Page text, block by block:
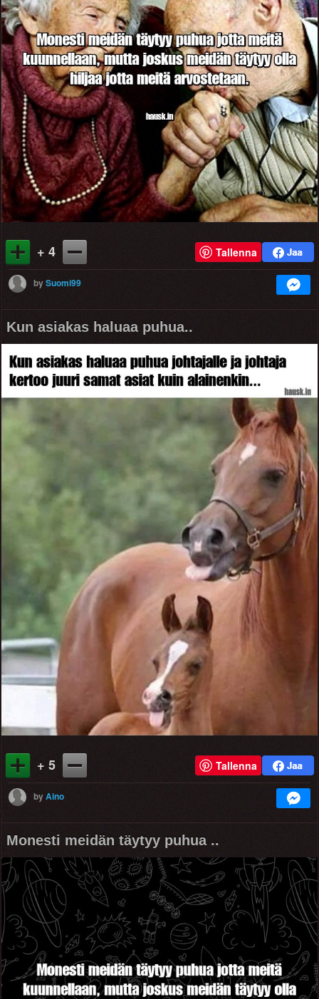
+ 4 Tallenna
bySuomi99
Kun asiakas haluaa puhua..
+ 5 Tallenna
byAino
Monesti meidän täytyy puhua ..